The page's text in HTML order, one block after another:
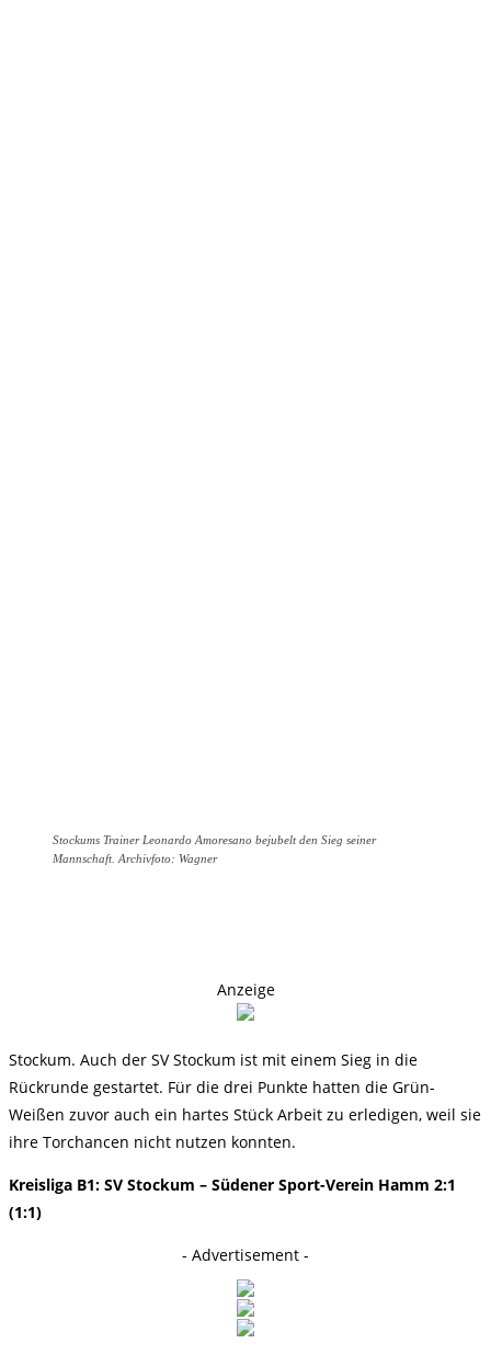
Stockums Trainer Leonardo Amoresano bejubelt den Sieg seiner
Mannschaft. Archivfoto: Wagner
Anzeige
Stockum. Auch der SV Stockum ist mit einem Sieg in die
Rückrunde gestartet. Für die drei Punkte hatten die Grün-
Weißen zuvor auch ein hartes Stück Arbeit zu erledigen, weil sie
ihre Torchancen nicht nutzen konnten.
Kreisliga B1: SV Stockum – Südener Sport-Verein Hamm 2:1
(1:1)
- Advertisement -